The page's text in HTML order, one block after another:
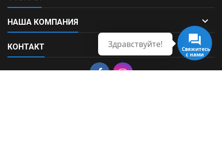
НАША КОМПАНИЯ 
КОНТАКТ 
Свяжитесь
с нами
Здравствуйте!